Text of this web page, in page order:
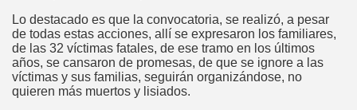
Lo destacado es que la convocatoria, se realizó, a pesar
de todas estas acciones, allí se expresaron los familiares,
de las 32 víctimas fatales, de ese tramo en los últimos
años, se cansaron de promesas, de que se ignore a las
víctimas y sus familias, seguirán organizándose, no
quieren más muertos y lisiados.